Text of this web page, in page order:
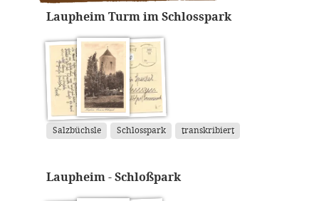
Laupheim Turm im Schlosspark
Salzbüchsle Schlosspark transkribiert
Laupheim - Schloßpark